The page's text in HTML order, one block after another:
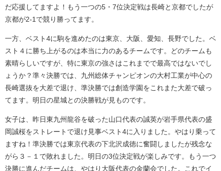
だ応援してますよ！もう一つの5・7位決定戦は長崎と京都でしたが
京都が2-1で競り勝ってます。
一方、ベスト4に駒を進めたのは東京、大阪、愛知、長野でした。ベ
スト４に勝ち上がるのは本当に力のあるチームです。どのチームも
素晴らしいですが、特に東京の強さはこれまでで最高ではないでし
ょうか？準々決勝では、九州総体チャンピオンの大村工業が中心の
長崎選抜を大差で退け、準決勝では創造学園をこれまた大差で破っ
てます。明日の星城との決勝戦が見ものです。
女子は、昨日東九州龍谷を破った山口代表の誠英が岩手県代表の盛
岡誠桜をストレートで退け見事ベスト4に入りました。やはり乗って
ますね！準決勝では東京代表の下北沢成徳に奮闘しましたが残念な
がら３－１で敗れました。明日の3位決定戦が楽しみです。もう一つ
決勝に進んだチームは、やはり大阪代表の金蘭会でした。これでイ